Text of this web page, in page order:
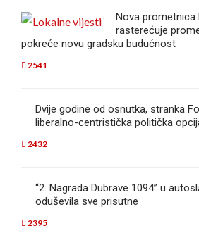
Nova prometnica
rasterećuje
pokreće novu gradsku budućnost
2541
Dvije godine od osnutka, stranka
liberalno-centristička politička
2432
“2. Nagrada Dubrave 1094” u
oduševila sve prisutne
2395